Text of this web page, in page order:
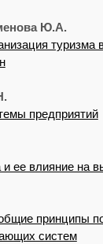
Ю.А.
туризма
предприятий
и ее влияние на
принципы
систем